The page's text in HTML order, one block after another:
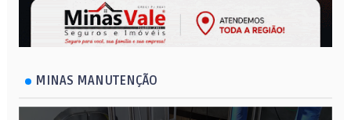
MINAS MANUTENÇÃO